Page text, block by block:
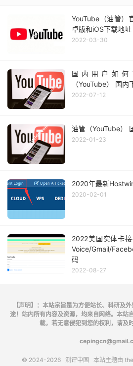
YouTube（油管）
卓版和iOS下载地址
2022-03-30
国内用户如何
（YouTube） 国
2022-07-12
油管（YouTube）
2022-01-23
2020年最新
2020-02-01
2022美国实体卡
Voice/Gmail/
码
2022-08-27
【声明】：本站宗旨是为方便站长、科研及
途！站内所有内容及资源，均来自网络。本站
载，若无意侵犯到您的权利，请及
© 2024-2026 测评中国 本站主题由